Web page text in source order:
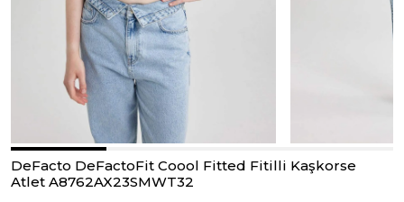
DeFacto DeFactoFit Coool Fitted Fitilli Kaşkorse
Atlet A8762AX23SMWT32